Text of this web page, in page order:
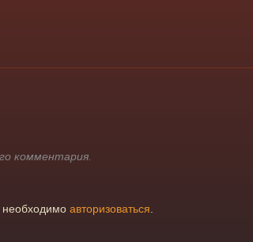
комментария.
необходимо авторизоваться